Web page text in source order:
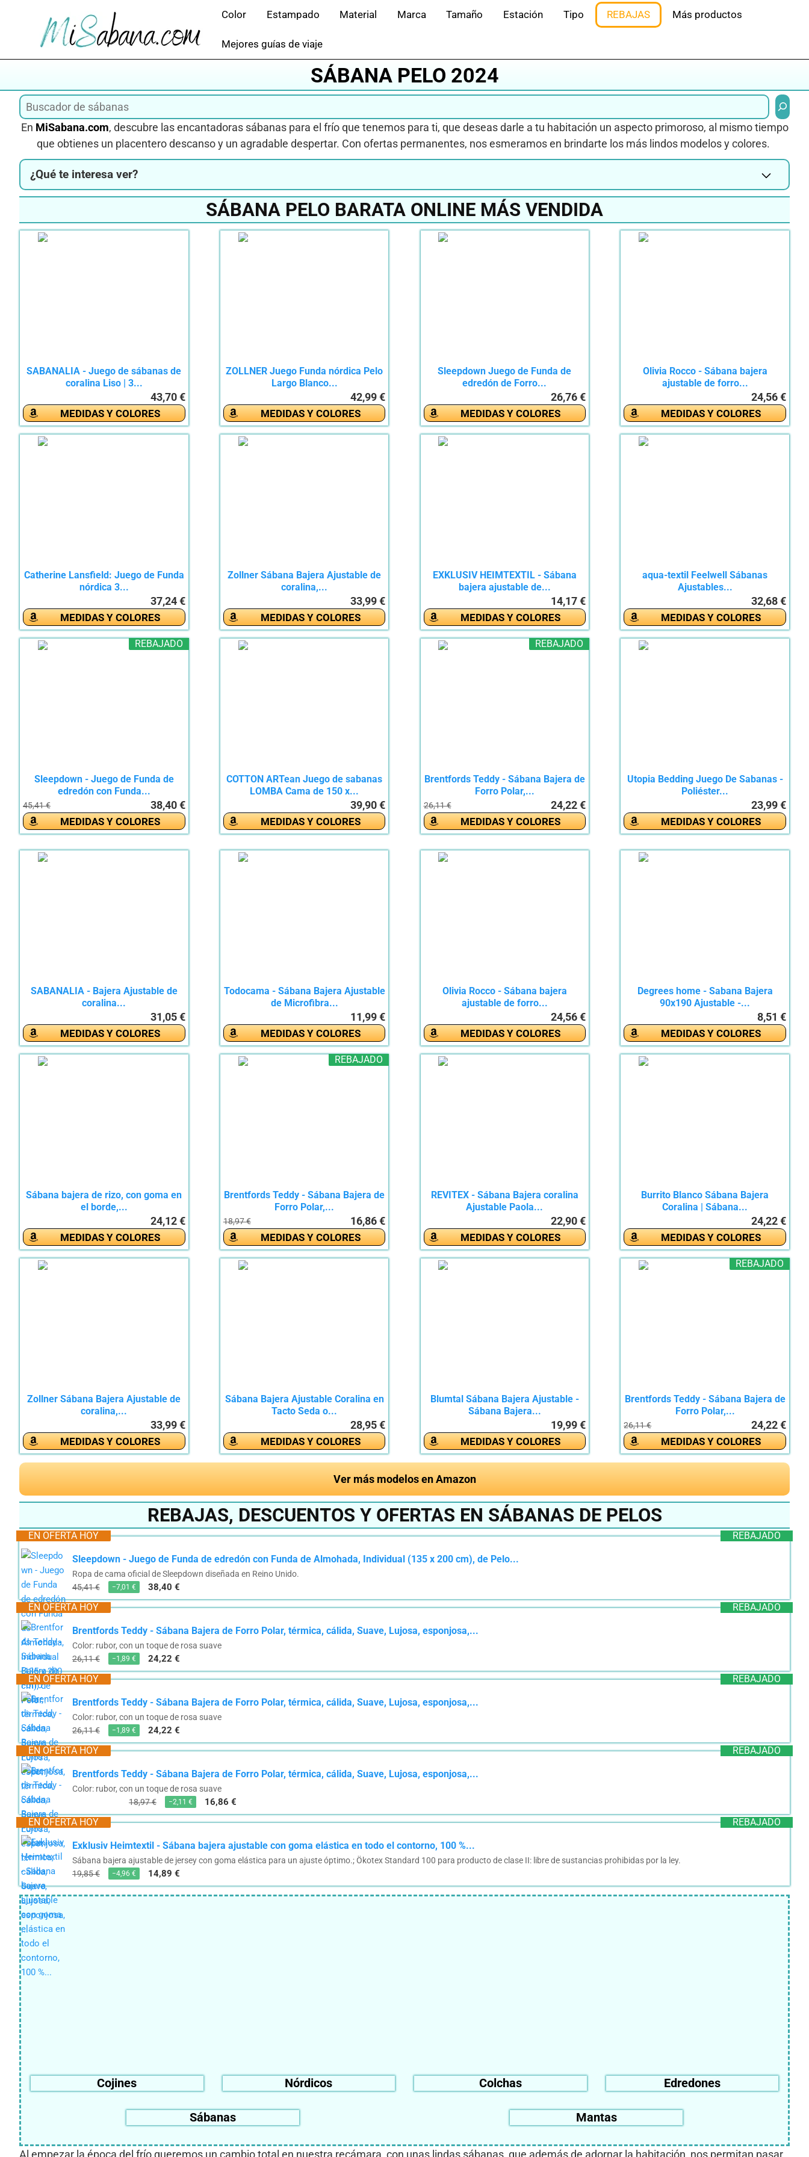
Color Estampado Material Marca Tamaño Estación Tipo REBAJAS Más productos
Mejores guías de viaje
SÁBANA PELO 2024
Buscar
En MiSabana.com, descubre las encantadoras sábanas para el frío que tenemos para ti, que deseas darle a tu habitación un aspecto primoroso, al mismo tiempo
que obtienes un placentero descanso y un agradable despertar. Con ofertas permanentes, nos esmeramos en brindarte los más lindos modelos y colores.
¿Qué te interesa ver?
SÁBANA PELO BARATA ONLINE MÁS VENDIDA
SABANALIA - Juego de sábanas de
coralina Liso | 3...
43,70 €
MEDIDAS Y COLORES
ZOLLNER Juego Funda nórdica Pelo
Largo Blanco...
42,99 €
MEDIDAS Y COLORES
Sleepdown Juego de Funda de
edredón de Forro...
26,76 €
MEDIDAS Y COLORES
Olivia Rocco - Sábana bajera
ajustable de forro...
24,56 €
MEDIDAS Y COLORES
Catherine Lansfield: Juego de Funda
nórdica 3...
37,24 €
MEDIDAS Y COLORES
Zollner Sábana Bajera Ajustable de
coralina,...
33,99 €
MEDIDAS Y COLORES
EXKLUSIV HEIMTEXTIL - Sábana
bajera ajustable de...
14,17 €
MEDIDAS Y COLORES
aqua-textil Feelwell Sábanas
Ajustables...
32,68 €
MEDIDAS Y COLORES
REBAJADO
Sleepdown - Juego de Funda de
edredón con Funda...
45,41 € 38,40 €
MEDIDAS Y COLORES
COTTON ARTean Juego de sabanas
LOMBA Cama de 150 x...
39,90 €
MEDIDAS Y COLORES
REBAJADO
Brentfords Teddy - Sábana Bajera de
Forro Polar,...
26,11 € 24,22 €
MEDIDAS Y COLORES
Utopia Bedding Juego De Sabanas -
Poliéster...
23,99 €
MEDIDAS Y COLORES
SABANALIA - Bajera Ajustable de
coralina...
31,05 €
MEDIDAS Y COLORES
Todocama - Sábana Bajera Ajustable
de Microfibra...
11,99 €
MEDIDAS Y COLORES
Olivia Rocco - Sábana bajera
ajustable de forro...
24,56 €
MEDIDAS Y COLORES
Degrees home - Sabana Bajera
90x190 Ajustable -...
8,51 €
MEDIDAS Y COLORES
Sábana bajera de rizo, con goma en
el borde,...
24,12 €
MEDIDAS Y COLORES
REBAJADO
Brentfords Teddy - Sábana Bajera de
Forro Polar,...
18,97 € 16,86 €
MEDIDAS Y COLORES
REVITEX - Sábana Bajera coralina
Ajustable Paola...
22,90 €
MEDIDAS Y COLORES
Burrito Blanco Sábana Bajera
Coralina | Sábana...
24,22 €
MEDIDAS Y COLORES
Zollner Sábana Bajera Ajustable de
coralina,...
33,99 €
MEDIDAS Y COLORES
Sábana Bajera Ajustable Coralina en
Tacto Seda o...
28,95 €
MEDIDAS Y COLORES
Blumtal Sábana Bajera Ajustable -
Sábana Bajera...
19,99 €
MEDIDAS Y COLORES
REBAJADO
Brentfords Teddy - Sábana Bajera de
Forro Polar,...
26,11 € 24,22 €
MEDIDAS Y COLORES
Ver más modelos en Amazon
REBAJAS, DESCUENTOS Y OFERTAS EN SÁBANAS DE PELOS
REBAJADO
EN OFERTA HOY
Sleepdown - Juego de Funda de edredón con Funda de Almohada, Individual (135 x 200 cm), de Pelo...
Ropa de cama oficial de Sleepdown diseñada en Reino Unido.
45,41 €
−7,01 € 38,40 €
REBAJADO
EN OFERTA HOY
Brentfords Teddy - Sábana Bajera de Forro Polar, térmica, cálida, Suave, Lujosa, esponjosa,...
Color: rubor, con un toque de rosa suave
26,11 €
−1,89 € 24,22 €
REBAJADO
EN OFERTA HOY
Brentfords Teddy - Sábana Bajera de Forro Polar, térmica, cálida, Suave, Lujosa, esponjosa,...
Color: rubor, con un toque de rosa suave
26,11 €
−1,89 € 24,22 €
REBAJADO
EN OFERTA HOY
Brentfords Teddy - Sábana Bajera de Forro Polar, térmica, cálida, Suave, Lujosa, esponjosa,...
Color: rubor, con un toque de rosa suave
18,97 €
−2,11 € 16,86 €
REBAJADO
EN OFERTA HOY
Exklusiv Heimtextil - Sábana bajera ajustable con goma elástica en todo el contorno, 100 %...
Sábana bajera ajustable de jersey con goma elástica para un ajuste óptimo.; Ökotex Standard 100 para producto de clase II: libre de sustancias prohibidas por la ley.
19,85 €
−4,96 € 14,89 €
Cojines Nórdicos Colchas Edredones
Sábanas Mantas
Al empezar la época del frío queremos un cambio total en nuestra recámara, con unas lindas sábanas, que además de adornar la habitación, nos permitan pasar